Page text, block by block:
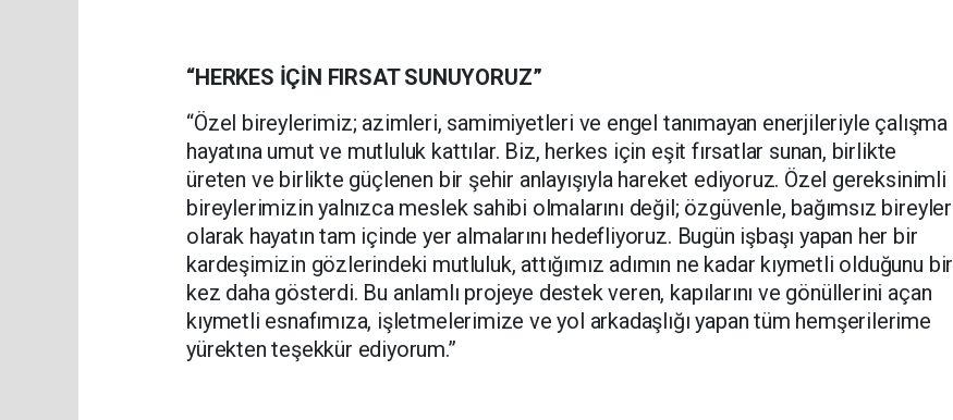
“HERKES İÇİN FIRSAT SUNUYORUZ”
“Özel bireylerimiz; azimleri, samimiyetleri ve engel tanımayan enerjileriyle çalışma
hayatına umut ve mutluluk kattılar. Biz, herkes için eşit fırsatlar sunan, birlikte
üreten ve birlikte güçlenen bir şehir anlayışıyla hareket ediyoruz. Özel gereksinimli
bireylerimizin yalnızca meslek sahibi olmalarını değil; özgüvenle, bağımsız bireyler
olarak hayatın tam içinde yer almalarını hedefliyoruz. Bugün işbaşı yapan her bir
kardeşimizin gözlerindeki mutluluk, attığımız adımın ne kadar kıymetli olduğunu bir
kez daha gösterdi. Bu anlamlı projeye destek veren, kapılarını ve gönüllerini açan
kıymetli esnafımıza, işletmelerimize ve yol arkadaşlığı yapan tüm hemşerilerime
yürekten teşekkür ediyorum.”